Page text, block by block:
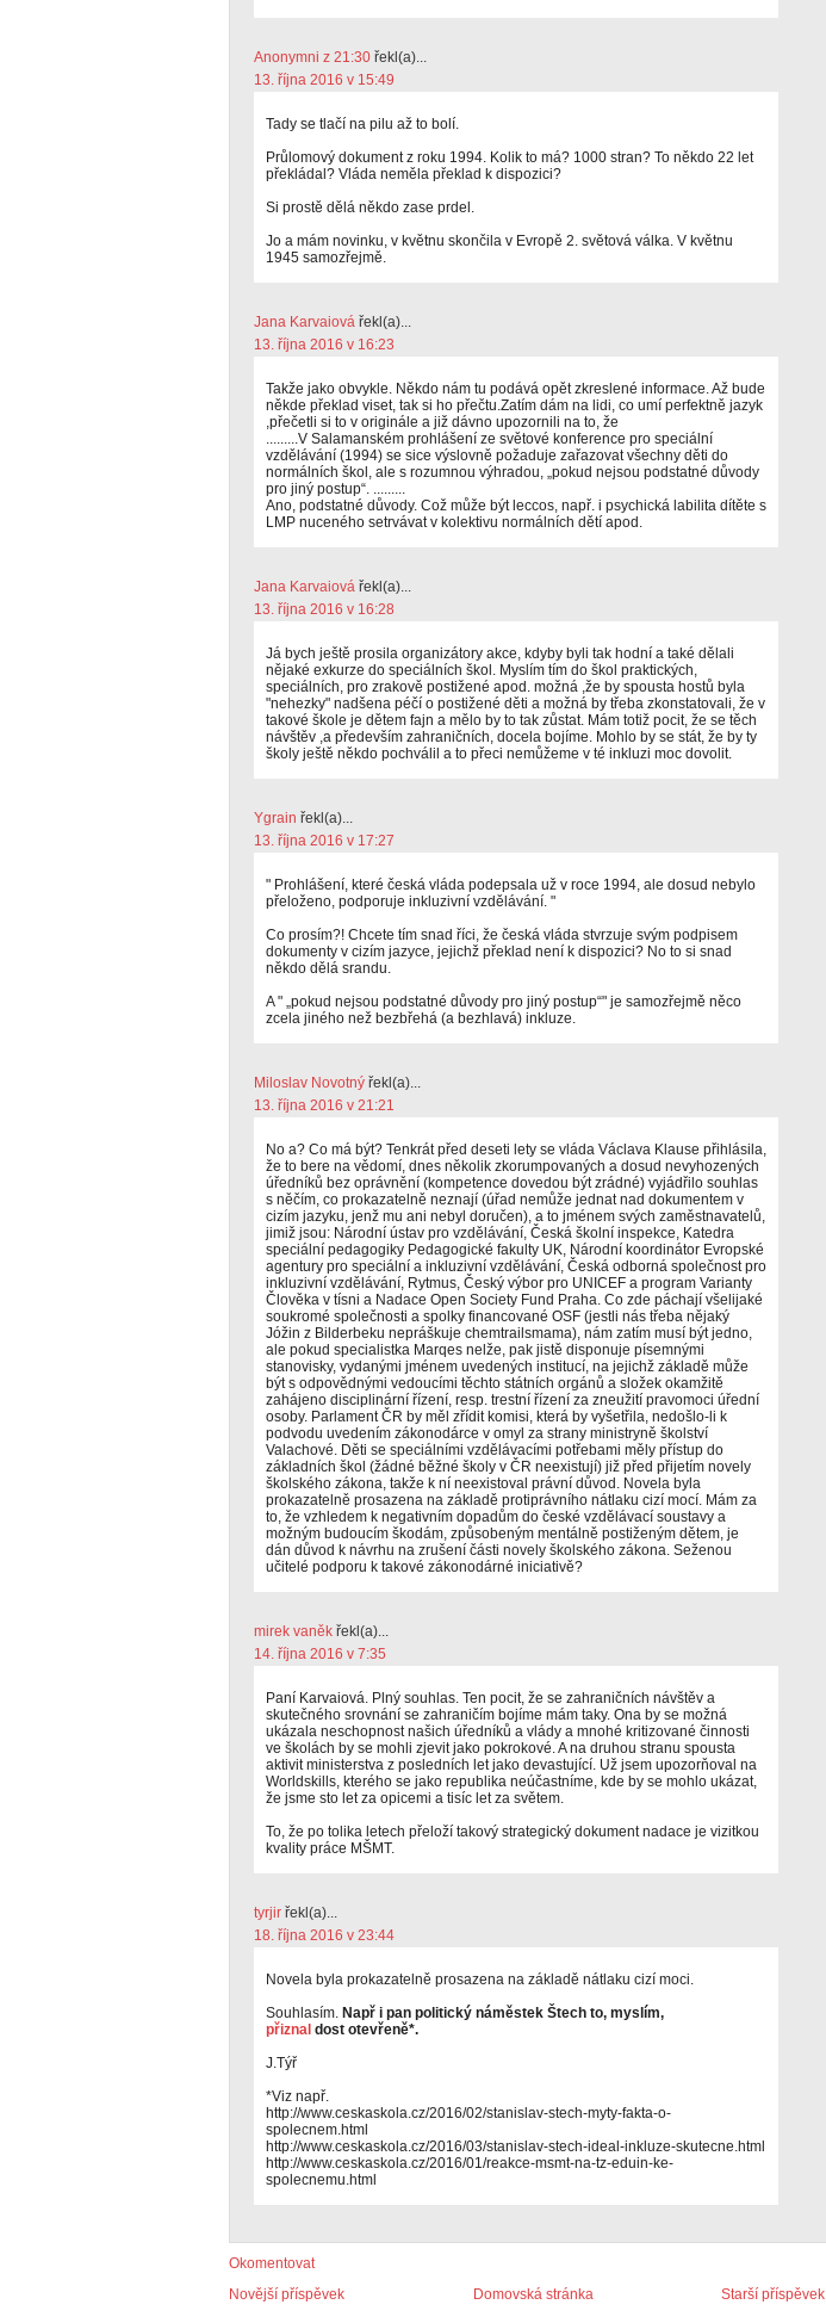
Anonymni z 21:30 řekl(a)...
13. října 2016 v 15:49
Tady se tlačí na pilu až to bolí.
Průlomový dokument z roku 1994. Kolik to má? 1000 stran? To někdo 22 let
překládal? Vláda neměla překlad k dispozici?
Si prostě dělá někdo zase prdel.
Jo a mám novinku, v květnu skončila v Evropě 2. světová válka. V květnu
1945 samozřejmě.
Jana Karvaiová řekl(a)...
13. října 2016 v 16:23
Takže jako obvykle. Někdo nám tu podává opět zkreslené informace. Až bude
někde překlad viset, tak si ho přečtu.Zatím dám na lidi, co umí perfektně jazyk
,přečetli si to v originále a již dávno upozornili na to, že
.........V Salamanském prohlášení ze světové konference pro speciální
vzdělávání (1994) se sice výslovně požaduje zařazovat všechny děti do
normálních škol, ale s rozumnou výhradou, „pokud nejsou podstatné důvody
pro jiný postup“. .........
Ano, podstatné důvody. Což může být leccos, např. i psychická labilita dítěte s
LMP nuceného setrvávat v kolektivu normálních dětí apod.
Jana Karvaiová řekl(a)...
13. října 2016 v 16:28
Já bych ještě prosila organizátory akce, kdyby byli tak hodní a také dělali
nějaké exkurze do speciálních škol. Myslím tím do škol praktických,
speciálních, pro zrakově postižené apod. možná ,že by spousta hostů byla
"nehezky" nadšena péčí o postižené děti a možná by třeba zkonstatovali, že v
takové škole je dětem fajn a mělo by to tak zůstat. Mám totiž pocit, že se těch
návštěv ,a především zahraničních, docela bojíme. Mohlo by se stát, že by ty
školy ještě někdo pochválil a to přeci nemůžeme v té inkluzi moc dovolit.
Ygrain řekl(a)...
13. října 2016 v 17:27
" Prohlášení, které česká vláda podepsala už v roce 1994, ale dosud nebylo
přeloženo, podporuje inkluzivní vzdělávání. "
Co prosím?! Chcete tím snad říci, že česká vláda stvrzuje svým podpisem
dokumenty v cizím jazyce, jejichž překlad není k dispozici? No to si snad
někdo dělá srandu.
A " „pokud nejsou podstatné důvody pro jiný postup“" je samozřejmě něco
zcela jiného než bezbřehá (a bezhlavá) inkluze.
Miloslav Novotný řekl(a)...
13. října 2016 v 21:21
No a? Co má být? Tenkrát před deseti lety se vláda Václava Klause přihlásila,
že to bere na vědomí, dnes několik zkorumpovaných a dosud nevyhozených
úředníků bez oprávnění (kompetence dovedou být zrádné) vyjádřilo souhlas
s něčím, co prokazatelně neznají (úřad nemůže jednat nad dokumentem v
cizím jazyku, jenž mu ani nebyl doručen), a to jménem svých zaměstnavatelů,
jimiž jsou: Národní ústav pro vzdělávání, Česká školní inspekce, Katedra
speciální pedagogiky Pedagogické fakulty UK, Národní koordinátor Evropské
agentury pro speciální a inkluzivní vzdělávání, Česká odborná společnost pro
inkluzivní vzdělávání, Rytmus, Český výbor pro UNICEF a program Varianty
Člověka v tísni a Nadace Open Society Fund Praha. Co zde páchají všelijaké
soukromé společnosti a spolky financované OSF (jestli nás třeba nějaký
Jóžin z Bilderbeku nepráškuje chemtrailsmama), nám zatím musí být jedno,
ale pokud specialistka Marqes nelže, pak jistě disponuje písemnými
stanovisky, vydanými jménem uvedených institucí, na jejichž základě může
být s odpovědnými vedoucími těchto státních orgánů a složek okamžitě
zahájeno disciplinární řízení, resp. trestní řízení za zneužití pravomoci úřední
osoby. Parlament ČR by měl zřídit komisi, která by vyšetřila, nedošlo-li k
podvodu uvedením zákonodárce v omyl za strany ministryně školství
Valachové. Děti se speciálními vzdělávacími potřebami měly přístup do
základních škol (žádné běžné školy v ČR neexistují) již před přijetím novely
školského zákona, takže k ní neexistoval právní důvod. Novela byla
prokazatelně prosazena na základě protiprávního nátlaku cizí mocí. Mám za
to, že vzhledem k negativním dopadům do české vzdělávací soustavy a
možným budoucím škodám, způsobeným mentálně postiženým dětem, je
dán důvod k návrhu na zrušení části novely školského zákona. Seženou
učitelé podporu k takové zákonodárné iniciativě?
mirek vaněk řekl(a)...
14. října 2016 v 7:35
Paní Karvaiová. Plný souhlas. Ten pocit, že se zahraničních návštěv a
skutečného srovnání se zahraničím bojíme mám taky. Ona by se možná
ukázala neschopnost našich úředníků a vlády a mnohé kritizované činnosti
ve školách by se mohli zjevit jako pokrokové. A na druhou stranu spousta
aktivit ministerstva z posledních let jako devastující. Už jsem upozorňoval na
Worldskills, kterého se jako republika neúčastníme, kde by se mohlo ukázat,
že jsme sto let za opicemi a tisíc let za světem.
To, že po tolika letech přeloží takový strategický dokument nadace je vizitkou
kvality práce MŠMT.
tyrjir řekl(a)...
18. října 2016 v 23:44
Novela byla prokazatelně prosazena na základě nátlaku cizí moci.
Souhlasím. Např i pan politický náměstek Štech to, myslím,
přiznal dost otevřeně*.
J.Týř
*Viz např.
http://www.ceskaskola.cz/2016/02/stanislav-stech-myty-fakta-o-
spolecnem.html
http://www.ceskaskola.cz/2016/03/stanislav-stech-ideal-inkluze-skutecne.html
http://www.ceskaskola.cz/2016/01/reakce-msmt-na-tz-eduin-ke-
spolecnemu.html
Okomentovat
Novější příspěvek
Starší příspěvek
Domovská stránka